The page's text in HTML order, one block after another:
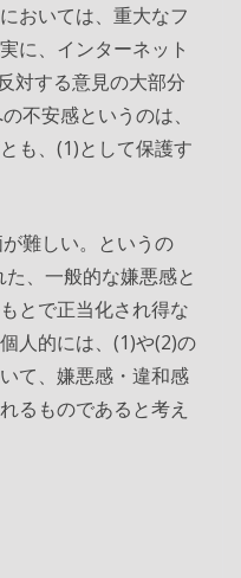
おいては、重大なフ
に、インターネット
対する意見の大部分
不安感というのは、
も、(1)として保護す
難しい。というの
、一般的な嫌悪感と
とで正当化され得な
人的には、(1)や(2)の
て、嫌悪感・違和感
るものであると考え